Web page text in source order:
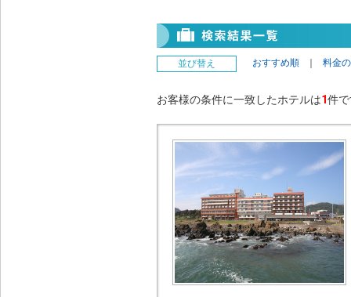
並び替え おすすめ順 料金
お客様の条件に一致したホテルは1件